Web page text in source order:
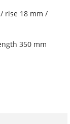
rise 18 mm /
350 mm